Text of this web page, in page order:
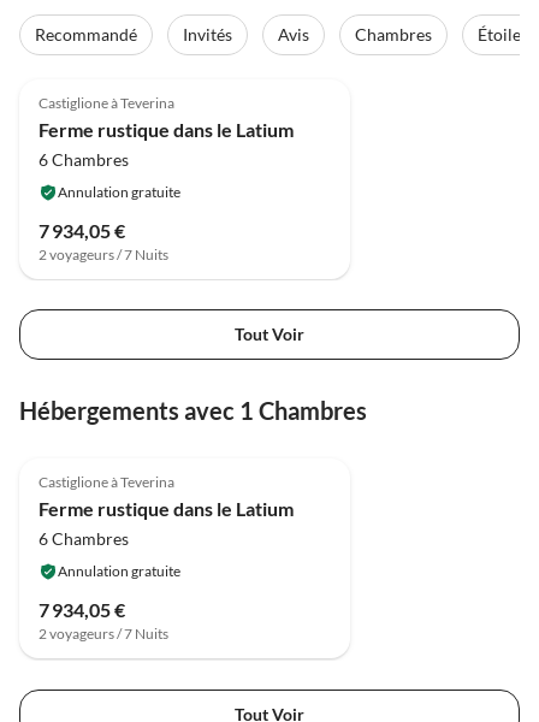
Recommandé Invités Avis Chambres
Étoiles
Castiglione à Teverina
Ferme rustique dans le Latium
6 Chambres
Annulation gratuite
7 934,05 €
2 voyageurs / 7 Nuits
Tout Voir
Hébergements avec 1 Chambres
Castiglione à Teverina
Ferme rustique dans le Latium
6 Chambres
Annulation gratuite
7 934,05 €
2 voyageurs / 7 Nuits
Tout Voir